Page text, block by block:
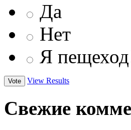
Да
Нет
Я
View Results
Свежие